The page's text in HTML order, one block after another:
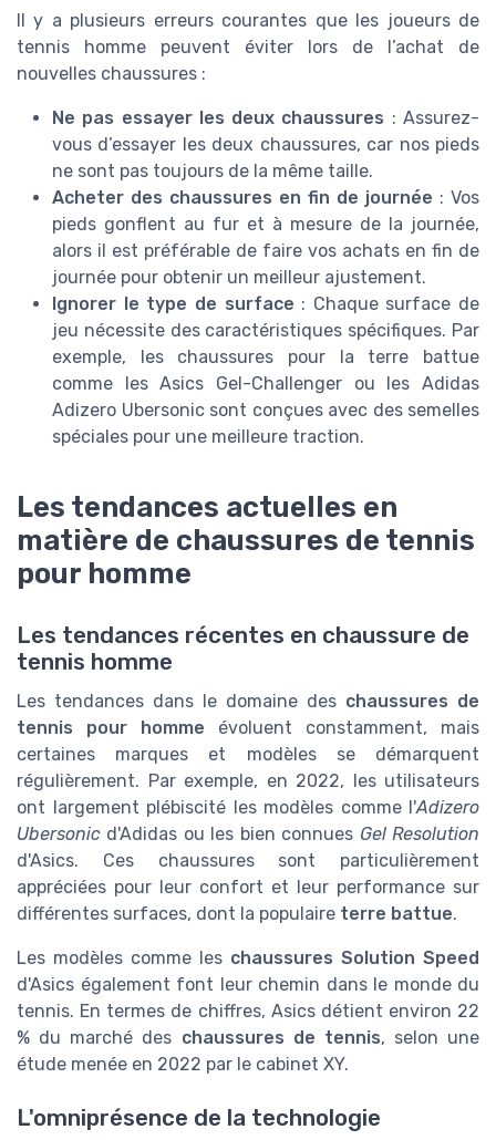
Il y a plusieurs erreurs courantes que les joueurs de
tennis homme peuvent éviter lors de l’achat de
nouvelles chaussures :
Ne pas essayer les deux chaussures : Assurez-
vous d’essayer les deux chaussures, car nos pieds
ne sont pas toujours de la même taille.
Acheter des chaussures en fin de journée : Vos
pieds gonflent au fur et à mesure de la journée,
alors il est préférable de faire vos achats en fin de
journée pour obtenir un meilleur ajustement.
Ignorer le type de surface : Chaque surface de
jeu nécessite des caractéristiques spécifiques. Par
exemple, les chaussures pour la terre battue
comme les Asics Gel-Challenger ou les Adidas
Adizero Ubersonic sont conçues avec des semelles
spéciales pour une meilleure traction.
Les tendances actuelles en
matière de chaussures de tennis
pour homme
Les tendances récentes en chaussure de
tennis homme
Les tendances dans le domaine des chaussures de
tennis pour homme évoluent constamment, mais
certaines marques et modèles se démarquent
régulièrement. Par exemple, en 2022, les utilisateurs
ont largement plébiscité les modèles comme l'Adizero
Ubersonic d'Adidas ou les bien connues Gel Resolution
d'Asics. Ces chaussures sont particulièrement
appréciées pour leur confort et leur performance sur
différentes surfaces, dont la populaire terre battue.
Les modèles comme les chaussures Solution Speed
d'Asics également font leur chemin dans le monde du
tennis. En termes de chiffres, Asics détient environ 22
% du marché des chaussures de tennis, selon une
étude menée en 2022 par le cabinet XY.
L'omniprésence de la technologie